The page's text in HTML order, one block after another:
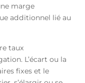
marge
additionnel lié au
taux
L’écart ou la
fixes et le